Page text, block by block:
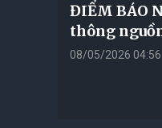
ĐIỂM BÁO
thông
08/05/2026 04:56